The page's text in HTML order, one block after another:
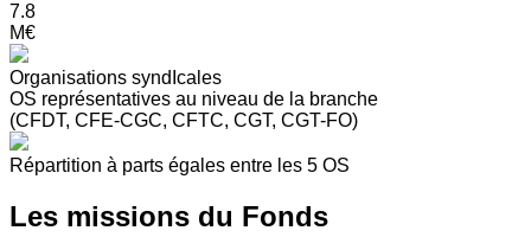
7.8
M€
Organisations syndIcales
OS représentatives au niveau de la branche
(CFDT, CFE-CGC, CFTC, CGT, CGT-FO)
Répartition à parts égales entre les 5 OS
Les missions du Fonds